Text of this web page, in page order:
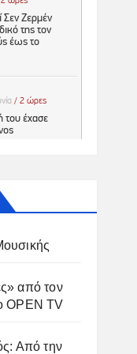
από τον
OPEN TV
Από την